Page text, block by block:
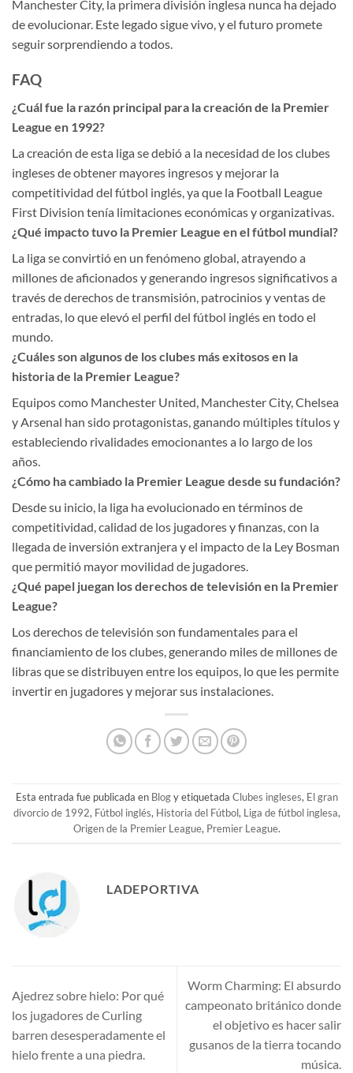
Manchester City, la primera división inglesa nunca ha dejado
de evolucionar. Este legado sigue vivo, y el futuro promete
seguir sorprendiendo a todos.
FAQ
¿Cuál fue la razón principal para la creación de la Premier
League en 1992?
La creación de esta liga se debió a la necesidad de los clubes
ingleses de obtener mayores ingresos y mejorar la
competitividad del fútbol inglés, ya que la Football League
First Division tenía limitaciones económicas y organizativas.
¿Qué impacto tuvo la Premier League en el fútbol mundial?
La liga se convirtió en un fenómeno global, atrayendo a
millones de aficionados y generando ingresos significativos a
través de derechos de transmisión, patrocinios y ventas de
entradas, lo que elevó el perfil del fútbol inglés en todo el
mundo.
¿Cuáles son algunos de los clubes más exitosos en la
historia de la Premier League?
Equipos como Manchester United, Manchester City, Chelsea
y Arsenal han sido protagonistas, ganando múltiples títulos y
estableciendo rivalidades emocionantes a lo largo de los
años.
¿Cómo ha cambiado la Premier League desde su fundación?
Desde su inicio, la liga ha evolucionado en términos de
competitividad, calidad de los jugadores y finanzas, con la
llegada de inversión extranjera y el impacto de la Ley Bosman
que permitió mayor movilidad de jugadores.
¿Qué papel juegan los derechos de televisión en la Premier
League?
Los derechos de televisión son fundamentales para el
financiamiento de los clubes, generando miles de millones de
libras que se distribuyen entre los equipos, lo que les permite
invertir en jugadores y mejorar sus instalaciones.
Esta entrada fue publicada en Blogy etiquetada Clubes ingleses, El gran
divorcio de 1992, Fútbol inglés, Historia del Fútbol, Liga de fútbol inglesa,
Origen de la Premier League, Premier League.
LADEPORTIVA
Ajedrez sobre hielo: Por qué
los jugadores de Curling
barren desesperadamente el
hielo frente a una piedra.
Worm Charming: El absurdo
campeonato británico donde
el objetivo es hacer salir
gusanos de la tierra tocando
música.